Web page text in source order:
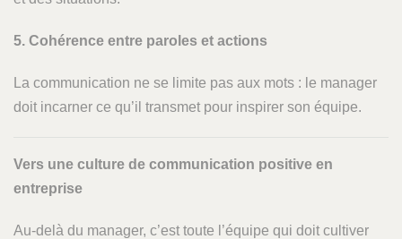
5. Cohérence entre paroles et actions
La communication ne se limite pas aux mots : le manager
doit incarner ce qu’il transmet pour inspirer son équipe.
Vers une culture de communication positive en
entreprise
Au-delà du manager, c’est toute l’équipe qui doit cultiver